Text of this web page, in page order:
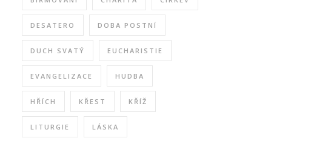
DESATERO DOBA POSTNÍ
DUCH SVATÝ EUCHARISTIE
EVANGELIZACE HUDBA
HŘÍCH KŘEST KŘÍŽ
LITURGIE LÁSKA